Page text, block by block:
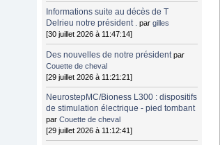
Informations suite au décès de T
Delrieu notre président . pargilles
[30 juillet 2026 à 11:47:14]
Des nouvelles de notre président par
Couette de cheval
[29 juillet 2026 à 11:21:21]
NeurostepMC/Bioness L300 : dispositifs
de stimulation électrique - pied tombant
parCouette de cheval
[29 juillet 2026 à 11:12:41]